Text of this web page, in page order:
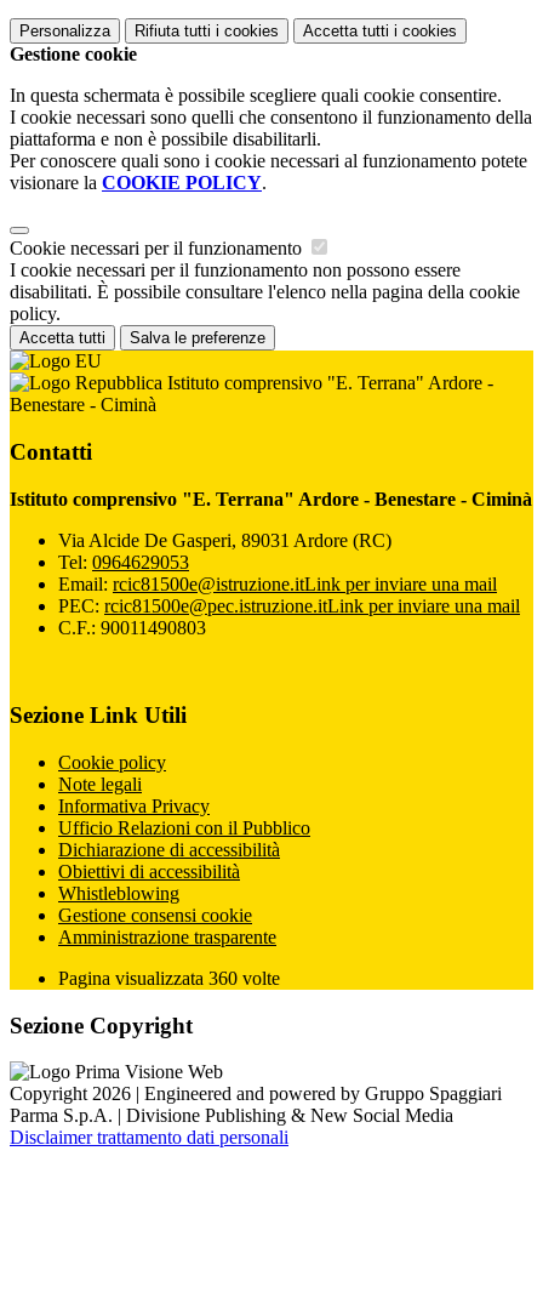
Personalizza Rifiuta tutti i cookies Accetta tutti i cookies
Gestione cookie
In questa schermata è possibile scegliere quali cookie consentire.
I cookie necessari sono quelli che consentono il funzionamento della
piattaforma e non è possibile disabilitarli.
Per conoscere quali sono i cookie necessari al funzionamento potete
visionare la COOKIE POLICY.
Cookie necessari per il funzionamento
I cookie necessari per il funzionamento non possono essere
disabilitati. È possibile consultare l'elenco nella pagina della cookie
policy.
Accetta tutti Salva le preferenze
Istituto comprensivo "E. Terrana" Ardore -
Benestare - Ciminà
Contatti
Istituto comprensivo "E. Terrana" Ardore - Benestare - Ciminà
Via Alcide De Gasperi, 89031 Ardore (RC)
Tel: 0964629053
Email: rcic81500e@istruzione.itLink per inviare una mail
PEC: rcic81500e@pec.istruzione.itLink per inviare una mail
C.F.: 90011490803
Sezione Link Utili
Cookie policy
Note legali
Informativa Privacy
Ufficio Relazioni con il Pubblico
Dichiarazione di accessibilità
Obiettivi di accessibilità
Whistleblowing
Gestione consensi cookie
Amministrazione trasparente
Pagina visualizzata 360 volte
Sezione Copyright
Copyright 2026 | Engineered and powered by Gruppo Spaggiari
Parma S.p.A. | Divisione Publishing & New Social Media
Disclaimer trattamento dati personali